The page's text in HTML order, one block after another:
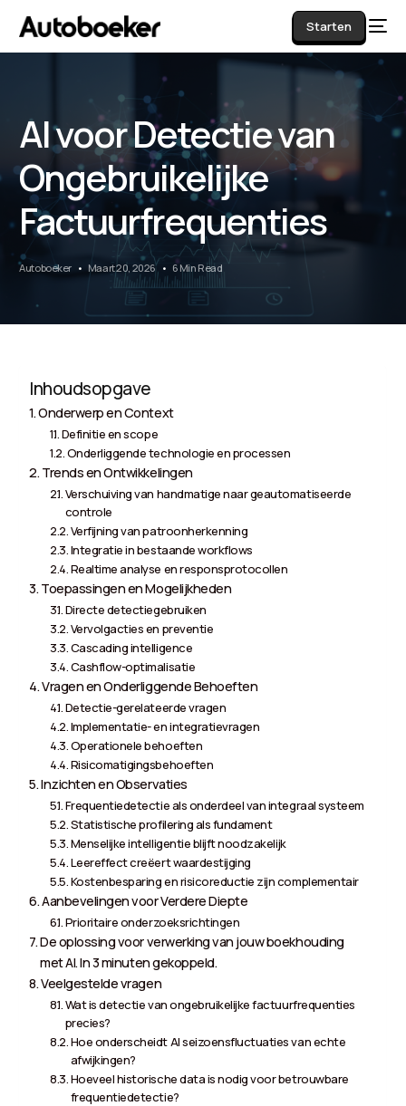
Starten
AI voor Detectie van
Ongebruikelijke
Factuurfrequenties
Autoboeker Maart 20, 2026 6 Min Read
Inhoudsopgave
Onderwerp en Context
Definitie en scope
Onderliggende technologie en processen
Trends en Ontwikkelingen
Verschuiving van handmatige naar geautomatiseerde
controle
Verfijning van patroonherkenning
Integratie in bestaande workflows
Realtime analyse en responsprotocollen
Toepassingen en Mogelijkheden
Directe detectiegebruiken
Vervolgacties en preventie
Cascading intelligence
Cashflow-optimalisatie
Vragen en Onderliggende Behoeften
Detectie-gerelateerde vragen
Implementatie- en integratievragen
Operationele behoeften
Risicomatigingsbehoeften
Inzichten en Observaties
Frequentiedetectie als onderdeel van integraal systeem
Statistische profilering als fundament
Menselijke intelligentie blijft noodzakelijk
Leereffect creëert waardestijging
Kostenbesparing en risicoreductie zijn complementair
Aanbevelingen voor Verdere Diepte
Prioritaire onderzoeksrichtingen
De oplossing voor verwerking van jouw boekhouding
met AI. In 3 minuten gekoppeld.
Veelgestelde vragen
Wat is detectie van ongebruikelijke factuurfrequenties
precies?
Hoe onderscheidt AI seizoensfluctuaties van echte
afwijkingen?
Hoeveel historische data is nodig voor betrouwbare
frequentiedetectie?